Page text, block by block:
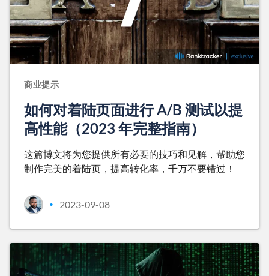
商业提示
如何对着陆页面进行 A/B 测试以提
高性能（2023 年完整指南）
这篇博文将为您提供所有必要的技巧和见解，帮助您
制作完美的着陆页，提高转化率，千万不要错过！
• 2023-09-08